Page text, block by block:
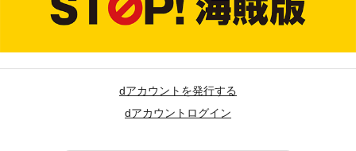
dアカウントを発行する
dアカウントログイン